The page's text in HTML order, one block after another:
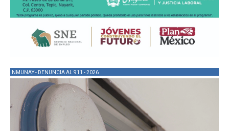
INMUNAY - DENUNCIA AL 911 - 2026